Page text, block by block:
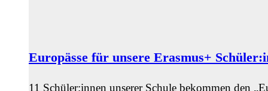
Europässe für unsere Erasmus+
11 Schüler:innen unserer Schule bekommen den